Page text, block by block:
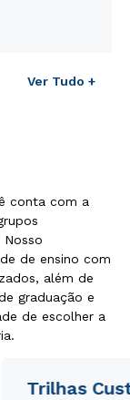
Ver Tudo +
conta com a
de ensino com
além de
graduação e
de escolher a
Trilhas
para o